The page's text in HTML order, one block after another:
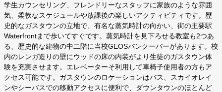
学生カウンセリング、フレンドリーなスタッフに家族のような雰囲
気、柔軟なスケジュールや放課後の楽しいアクティビティです。歴
史的なガスタウンの立地で、有名な蒸気時計の向かい、街の主要駅
Waterfrontまで歩いてすぐです。蒸気時計を見下ろせる教室も2つあ
る、歴史的な建物の中二階に当校GEOSバンクーバーがあります。校
内のレンガ造りの壁にウッドの床の内装がより生徒のガスタウン体
験を充実させます。エレベーターそ利用して車椅子使用者の方もア
クセス可能です。ガスタウンのロケーションはバス、スカイオレイ
ンやシーバスでの移動アクセスに便利で、ダウンタウンのほとんど